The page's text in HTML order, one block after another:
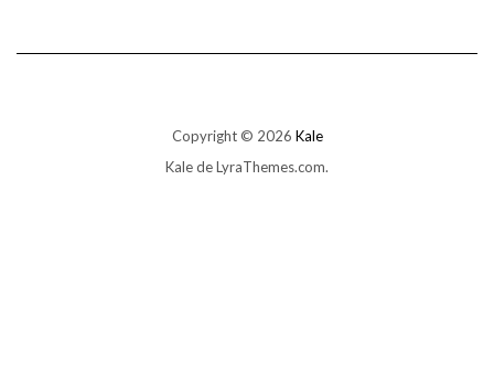
Copyright © 2026 Kale
Kalede LyraThemes.com.